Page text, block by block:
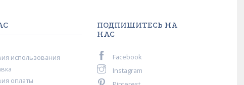
использования
оплаты
ПОДПИШИТЕСЬ НА
НАС
Facebook
Instagram